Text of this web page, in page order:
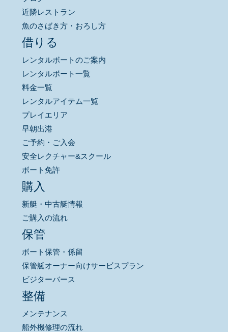
近隣レストラン
魚のさばき方・おろし方
借りる
レンタルボートのご案内
レンタルボート一覧
料金一覧
レンタルアイテム一覧
プレイエリア
早朝出港
ご予約・ご入会
安全レクチャー&スクール
ボート免許
購入
新艇・中古艇情報
ご購入の流れ
保管
ボート保管・係留
保管艇オーナー向けサービスプラン
ビジターバース
整備
メンテナンス
船外機修理の流れ